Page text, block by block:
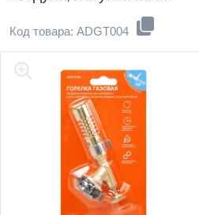
Код товара: ADGT004